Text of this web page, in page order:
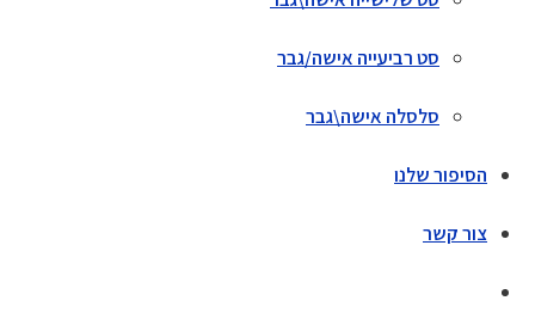
סט רביעייה אישה/גבר
סלסלה אישה\גבר
הסיפור שלנו
צור קשר